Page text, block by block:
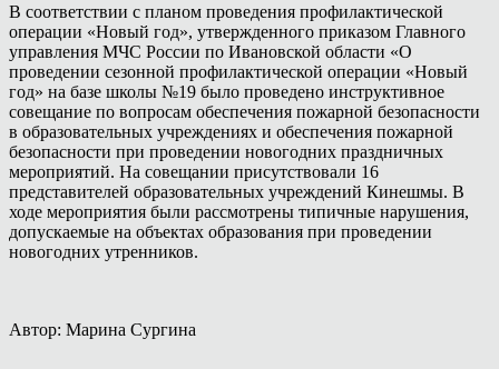
В соответствии с планом проведения профилактической
операции «Новый год», утвержденного приказом Главного
управления МЧС России по Ивановской области «О
проведении сезонной профилактической операции «Новый
год» на базе школы №19 было проведено инструктивное
совещание по вопросам обеспечения пожарной безопасности
в образовательных учреждениях и обеспечения пожарной
безопасности при проведении новогодних праздничных
мероприятий. На совещании присутствовали 16
представителей образовательных учреждений Кинешмы. В
ходе мероприятия были рассмотрены типичные нарушения,
допускаемые на объектах образования при проведении
новогодних утренников.
Автор: Марина Сургина